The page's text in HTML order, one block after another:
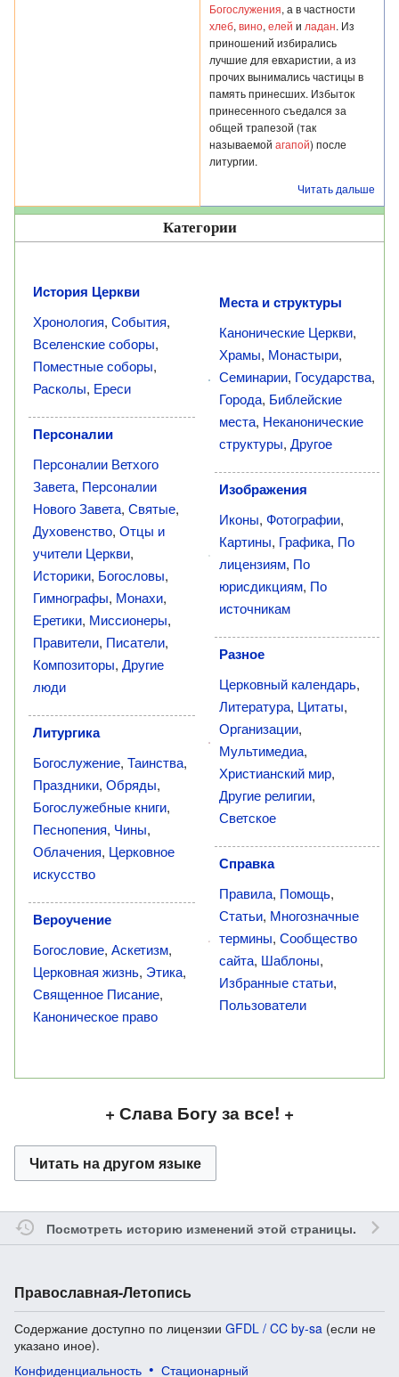
Богослужения, а в частности
хлеб, вино, елей и ладан. Из
приношений избирались
лучшие для евхаристии, а из
прочих вынимались частицы в
память принесших. Избыток
принесенного съедался за
общей трапезой (так
называемой агапой) после
литургии.
Читать дальше
Категории
История Церкви
Хронология, События,
Вселенские соборы,
Поместные соборы,
Расколы, Ереси
Персоналии
Персоналии Ветхого
Завета, Персоналии
Нового Завета, Святые,
Духовенство, Отцы и
учители Церкви,
Историки, Богословы,
Гимнографы, Монахи,
Еретики, Миссионеры,
Правители, Писатели,
Композиторы, Другие
люди
Литургика
Богослужение, Таинства,
Праздники, Обряды,
Богослужебные книги,
Песнопения, Чины,
Облачения, Церковное
искусство
Вероучение
Богословие, Аскетизм,
Церковная жизнь, Этика,
Священное Писание,
Каноническое право
Места и структуры
Канонические Церкви,
Храмы, Монастыри,
Семинарии, Государства,
Города, Библейские
места, Неканонические
структуры, Другое
Изображения
Иконы, Фотографии,
Картины, Графика, По
лицензиям, По
юрисдикциям, По
источникам
Разное
Церковный календарь,
Литература, Цитаты,
Организации,
Мультимедиа,
Христианский мир,
Другие религии,
Светское
Справка
Правила, Помощь,
Статьи, Многозначные
термины, Сообщество
сайта, Шаблоны,
Избранные статьи,
Пользователи
+ Слава Богу за все! +
Читать на другом языке
Посмотреть историю изменений этой страницы.
Православная-Летопись
Содержание доступно по лицензии GFDL / CC by-sa (если не
указано иное).
Конфиденциальность
Стационарный